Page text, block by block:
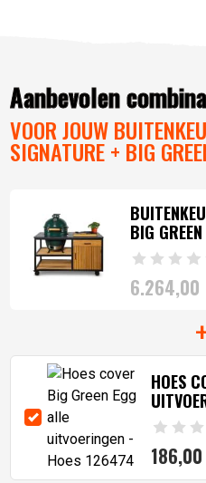
Aanbevolen
VOOR JOUW
SIGNATURE + BIG
BIG
6.264,00
HOES
186,00